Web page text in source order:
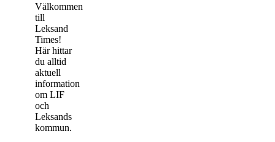
Välkommen
till
Leksand
Times!
Här hittar
du alltid
aktuell
information
om LIF
och
Leksands
kommun.